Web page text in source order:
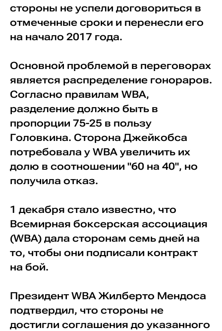
стороны не успели договориться в
отмеченные сроки и перенесли его
на начало 2017 года.
Основной проблемой в переговорах
является распределение гонораров.
Согласно правилам WBA,
разделение должно быть в
пропорции 75-25 в пользу
Головкина. Сторона Джейкобса
потребовала у WBA увеличить их
долю в соотношении "60 на 40", но
получила отказ.
1 декабря стало известно, что
Всемирная боксерская ассоциация
(WBA) дала сторонам семь дней на
то, чтобы они подписали контракт
на бой.
Президент WBA Жилберто Мендоса
подтвердил, что стороны не
достигли соглашения до указанного